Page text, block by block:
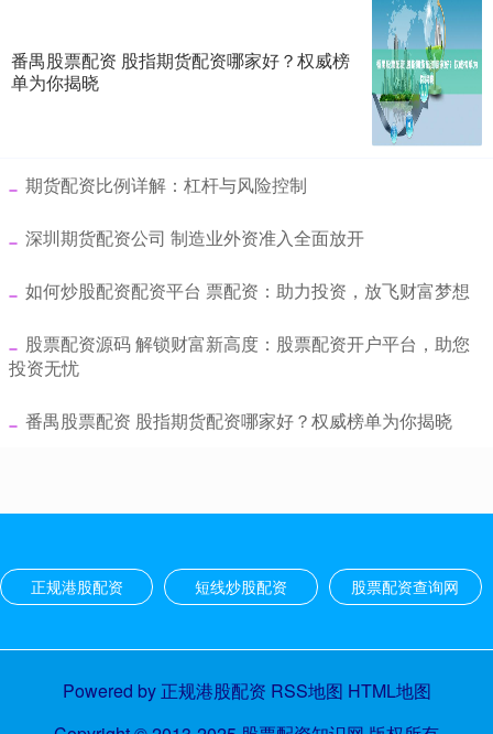
番禺股票配资 股指期货配资哪家好？权威榜
单为你揭晓
​期货配资比例详解：杠杆与风险控制
​深圳期货配资公司 制造业外资准入全面放开
​如何炒股配资配资平台 票配资：助力投资，放飞财富梦想
​股票配资源码 解锁财富新高度：股票配资开户平台，助您
投资无忧
​番禺股票配资 股指期货配资哪家好？权威榜单为你揭晓
正规港股配资 短线炒股配资 股票配资查询网
Powered by 正规港股配资 RSS地图 HTML地图